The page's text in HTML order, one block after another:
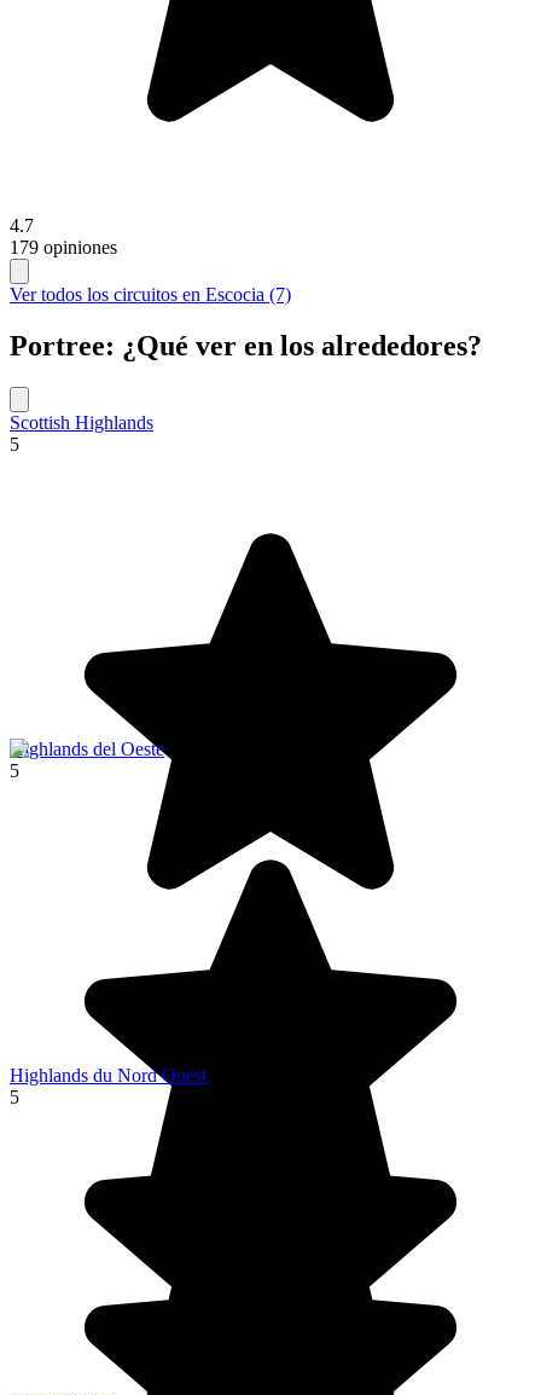
4.7
179 opiniones
Ver todos los circuitos en Escocia (7)
Portree: ¿Qué ver en los alrededores?
Scottish Highlands
5
Highlands del Oeste
5
Highlands du Nord Ouest
5